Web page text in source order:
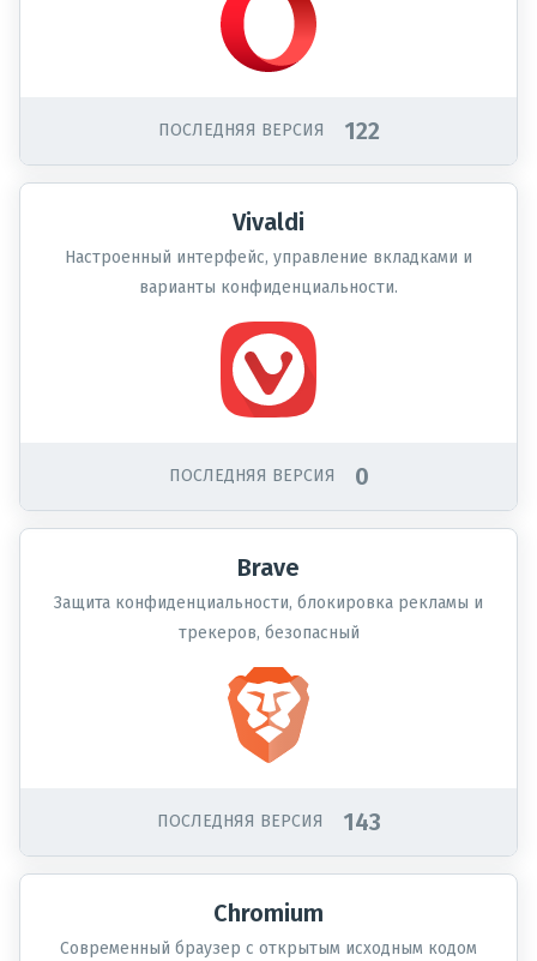
ПОСЛЕДНЯЯ ВЕРСИЯ 122
Vivaldi
Настроенный интерфейс, управление вкладками и
варианты конфиденциальности.
ПОСЛЕДНЯЯ ВЕРСИЯ 0
Brave
Защита конфиденциальности, блокировка рекламы и
трекеров, безопасный
ПОСЛЕДНЯЯ ВЕРСИЯ 143
Chromium
Современный браузер с открытым исходным кодом